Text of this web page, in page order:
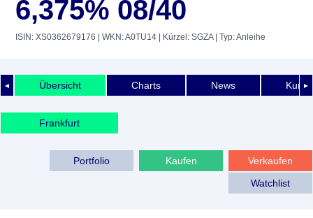
6,375% 08/40
ISIN: XS0362679176 | WKN: A0TU14 | Kürzel: SGZA| Typ: Anleihe
◄ ►
Übersicht Charts News
Frankfurt
Verkaufen
Kaufen
Portfolio
Watchlist